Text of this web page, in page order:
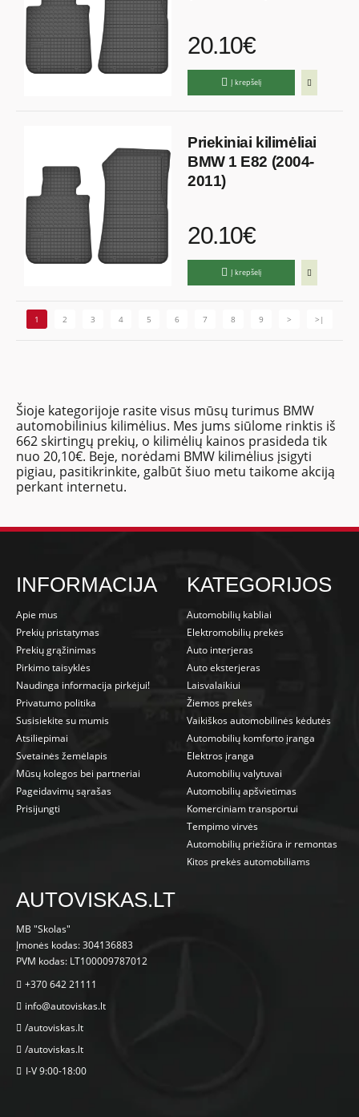
20.10€
Į krepšelį
Priekiniai kilimėliai
BMW 1 E82 (2004-
2011)
20.10€
Į krepšelį
1 2 3 4 5 6 7 8 9 > >|
Šioje kategorijoje rasite visus mūsų turimus BMW
automobilinius kilimėlius. Mes jums siūlome rinktis iš
662 skirtingų prekių, o kilimėlių kainos prasideda tik
nuo 20,10€. Beje, norėdami BMW kilimėlius įsigyti
pigiau, pasitikrinkite, galbūt šiuo metu taikome akciją
perkant internetu.
INFORMACIJA
Apie mus
Prekių pristatymas
Prekių grąžinimas
Pirkimo taisyklės
Naudinga informacija pirkėjui!
Privatumo politika
Susisiekite su mumis
Atsiliepimai
Svetainės žemėlapis
Mūsų kolegos bei partneriai
Pageidavimų sąrašas
Prisijungti
KATEGORIJOS
Automobilių kabliai
Elektromobilių prekės
Auto interjeras
Auto eksterjeras
Laisvalaikiui
Žiemos prekės
Vaikiškos automobilinės kėdutės
Automobilių komforto įranga
Elektros įranga
Automobilių valytuvai
Automobilių apšvietimas
Komerciniam transportui
Tempimo virvės
Automobilių priežiūra ir remontas
Kitos prekės automobiliams
AUTOVISKAS.LT
MB "Skolas"
Įmonės kodas: 304136883
PVM kodas: LT100009787012
+370 642 21111
info@autoviskas.lt
/autoviskas.lt
/autoviskas.lt
I-V 9:00-18:00